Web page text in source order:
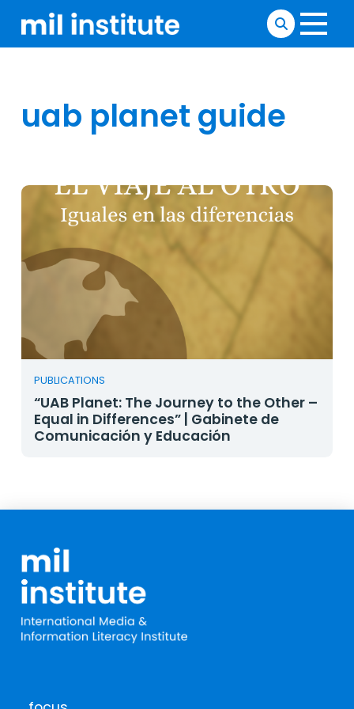
uab planet guide
PUBLICATIONS
“UAB Planet: The Journey to the Other –
Equal in Differences” | Gabinete de
Comunicación y Educación